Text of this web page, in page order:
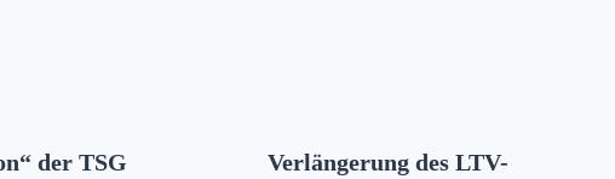
der TSG
Verlängerung des LTV-